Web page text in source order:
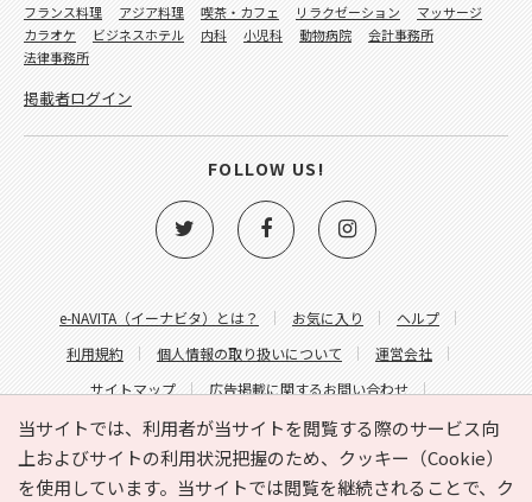
当サイトでは、利用者が当サイトを閲覧する際のサービス向
上およびサイトの利用状況把握のため、クッキー（Cookie）
を使用しています。当サイトでは閲覧を継続されることで、ク
e-NAVITA（イーナビタ）とは？ お気に入り
ヘルプ
利用規約
個人情報の取り扱いについて
運営会社
サイトマップ
広告掲載に関するお問い合わせ
サイトの内容に関するお問い合わせ
フランス料理
アジア料理 喫茶・カフェ リラクゼーション
マッサージ
カラオケ
ビジネスホテル 内科 小児科 動物病院
会計事務所
法律事務所
掲載者ログイン
FOLLOW US!